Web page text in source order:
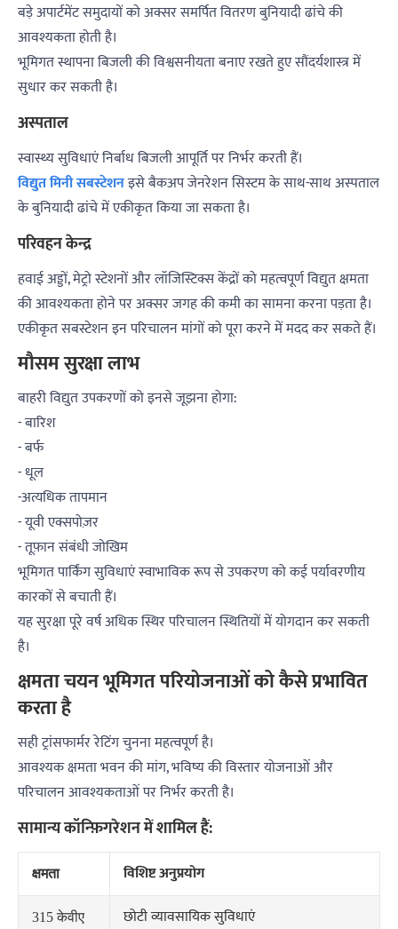
बड़े अपार्टमेंट समुदायों को अक्सर समर्पित वितरण बुनियादी ढांचे की
आवश्यकता होती है।
भूमिगत स्थापना बिजली की विश्वसनीयता बनाए रखते हुए सौंदर्यशास्त्र में
सुधार कर सकती है।
अस्पताल
स्वास्थ्य सुविधाएं निर्बाध बिजली आपूर्ति पर निर्भर करती हैं।
विद्युत मिनी सबस्टेशनइसे बैकअप जेनरेशन सिस्टम के साथ-साथ अस्पताल
के बुनियादी ढांचे में एकीकृत किया जा सकता है।
परिवहन केन्द्र
हवाई अड्डों, मेट्रो स्टेशनों और लॉजिस्टिक्स केंद्रों को महत्वपूर्ण विद्युत क्षमता
की आवश्यकता होने पर अक्सर जगह की कमी का सामना करना पड़ता है।
एकीकृत सबस्टेशन इन परिचालन मांगों को पूरा करने में मदद कर सकते हैं।
मौसम सुरक्षा लाभ
बाहरी विद्युत उपकरणों को इनसे जूझना होगा:
- बारिश
- बर्फ
- धूल
-अत्यधिक तापमान
- यूवी एक्सपोज़र
- तूफ़ान संबंधी जोखिम
भूमिगत पार्किंग सुविधाएं स्वाभाविक रूप से उपकरण को कई पर्यावरणीय
कारकों से बचाती हैं।
यह सुरक्षा पूरे वर्ष अधिक स्थिर परिचालन स्थितियों में योगदान कर सकती
है।
क्षमता चयन भूमिगत परियोजनाओं को कैसे प्रभावित
करता है
सही ट्रांसफार्मर रेटिंग चुनना महत्वपूर्ण है।
आवश्यक क्षमता भवन की मांग, भविष्य की विस्तार योजनाओं और
परिचालन आवश्यकताओं पर निर्भर करती है।
सामान्य कॉन्फ़िगरेशन में शामिल हैं:
क्षमता विशिष्ट अनुप्रयोग
315 केवीए छोटी व्यावसायिक सुविधाएं